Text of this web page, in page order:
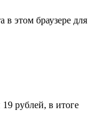
в этом браузере для
рублей, в итоге